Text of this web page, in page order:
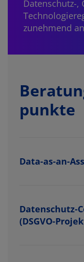
Datenschutz-,
zunehmend
punkte
Data-as-an-
Datenschutz-
(DSGVO-